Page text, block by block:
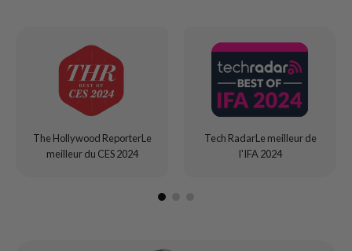
The Hollywood ReporterLe
meilleur du CES 2024
Tech RadarLe meilleur de
l'IFA 2024